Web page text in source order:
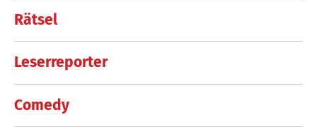
Rätsel
Leserreporter
Comedy